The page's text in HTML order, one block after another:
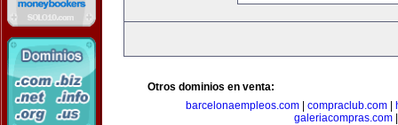
Otros dominios en venta:
barcelonaempleos.com| compraclub.com|
galeriacompras.com|